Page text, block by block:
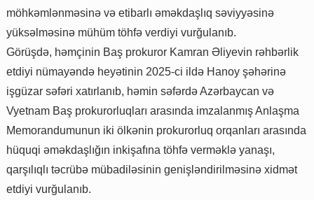
möhkəmlənməsinə və etibarlı əməkdaşlıq səviyyəsinə
yüksəlməsinə mühüm töhfə verdiyi vurğulanıb.
Görüşdə, həmçinin Baş prokuror Kamran Əliyevin rəhbərlik
etdiyi nümayəndə heyətinin 2025-ci ildə Hanoy şəhərinə
işgüzar səfəri xatırlanıb, həmin səfərdə Azərbaycan və
Vyetnam Baş prokurorluqları arasında imzalanmış Anlaşma
Memorandumunun iki ölkənin prokurorluq orqanları arasında
hüquqi əməkdaşlığın inkişafına töhfə verməklə yanaşı,
qarşılıqlı təcrübə mübadiləsinin genişləndirilməsinə xidmət
etdiyi vurğulanıb.